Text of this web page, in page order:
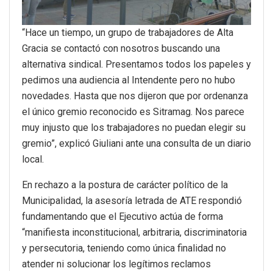
“Hace un tiempo, un grupo de trabajadores de Alta
Gracia se contactó con nosotros buscando una
alternativa sindical. Presentamos todos los papeles y
pedimos una audiencia al Intendente pero no hubo
novedades. Hasta que nos dijeron que por ordenanza
el único gremio reconocido es Sitramag. Nos parece
muy injusto que los trabajadores no puedan elegir su
gremio”, explicó Giuliani ante una consulta de un diario
local.
En rechazo a la postura de carácter político de la
Municipalidad, la asesoría letrada de ATE respondió
fundamentando que el Ejecutivo actúa de forma
“manifiesta inconstitucional, arbitraria, discriminatoria
y persecutoria, teniendo como única finalidad no
atender ni solucionar los legítimos reclamos